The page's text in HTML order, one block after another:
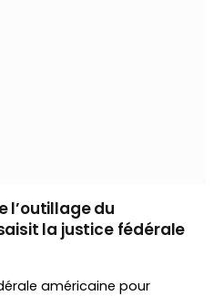
l’outillage du
la justice fédérale
américaine pour